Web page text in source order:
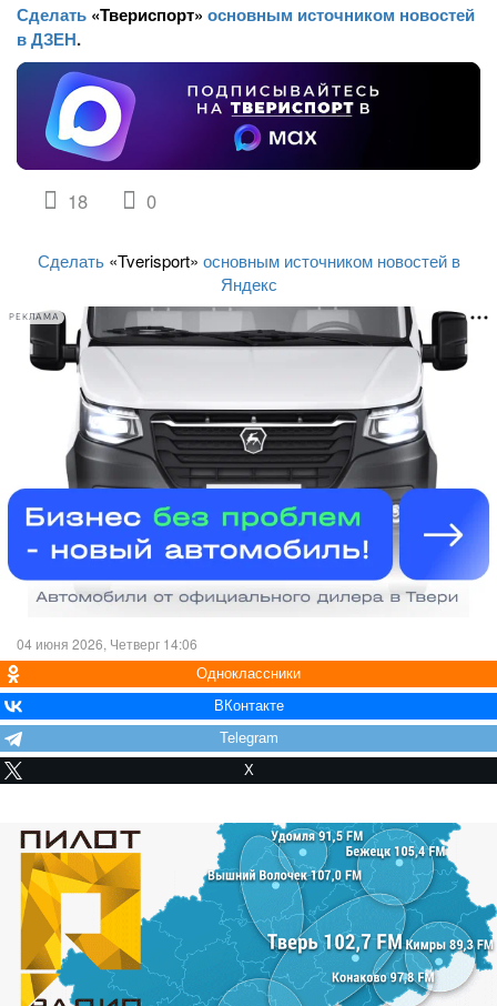
Сделать «Твериспорт» основным источником новостей
в ДЗЕН.
18 0
Сделать «Tverisport» основным источником новостей в
Яндекс
РЕКЛАМА
04 июня 2026, Четверг 14:06
Одноклассники
ВКонтакте
Telegram
X